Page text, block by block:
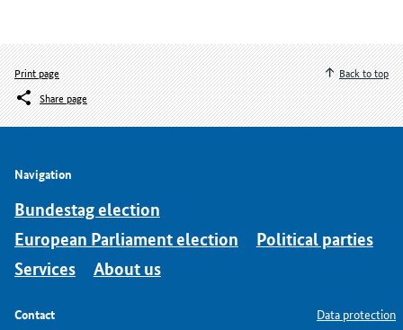
Print page
Share page
Back to top
Navigation
Bundestag election
European Parliament election
Political parties
Services
About us
Contact
Data protection